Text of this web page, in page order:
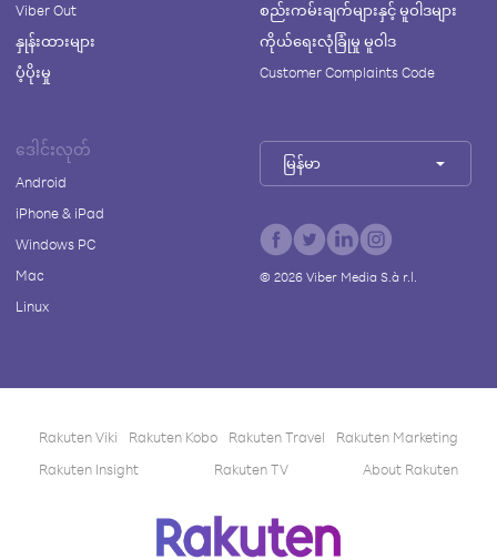
Viber Out
နှုန်းထားများ
ပံ့ပိုးမှု
စည်းကမ်းချက်များနှင့် မူဝါဒများ
ကိုယ်ရေးလုံခြုံမှု မူဝါဒ
Customer Complaints Code
ဒေါင်းလုတ်
Android
iPhone & iPad
Windows PC
Mac
Linux
မြန်မာ
© 2026Viber Media S.à r.l.
Rakuten Viki Rakuten Kobo Rakuten Travel
Rakuten Marketing
Rakuten Insight
Rakuten TV About Rakuten